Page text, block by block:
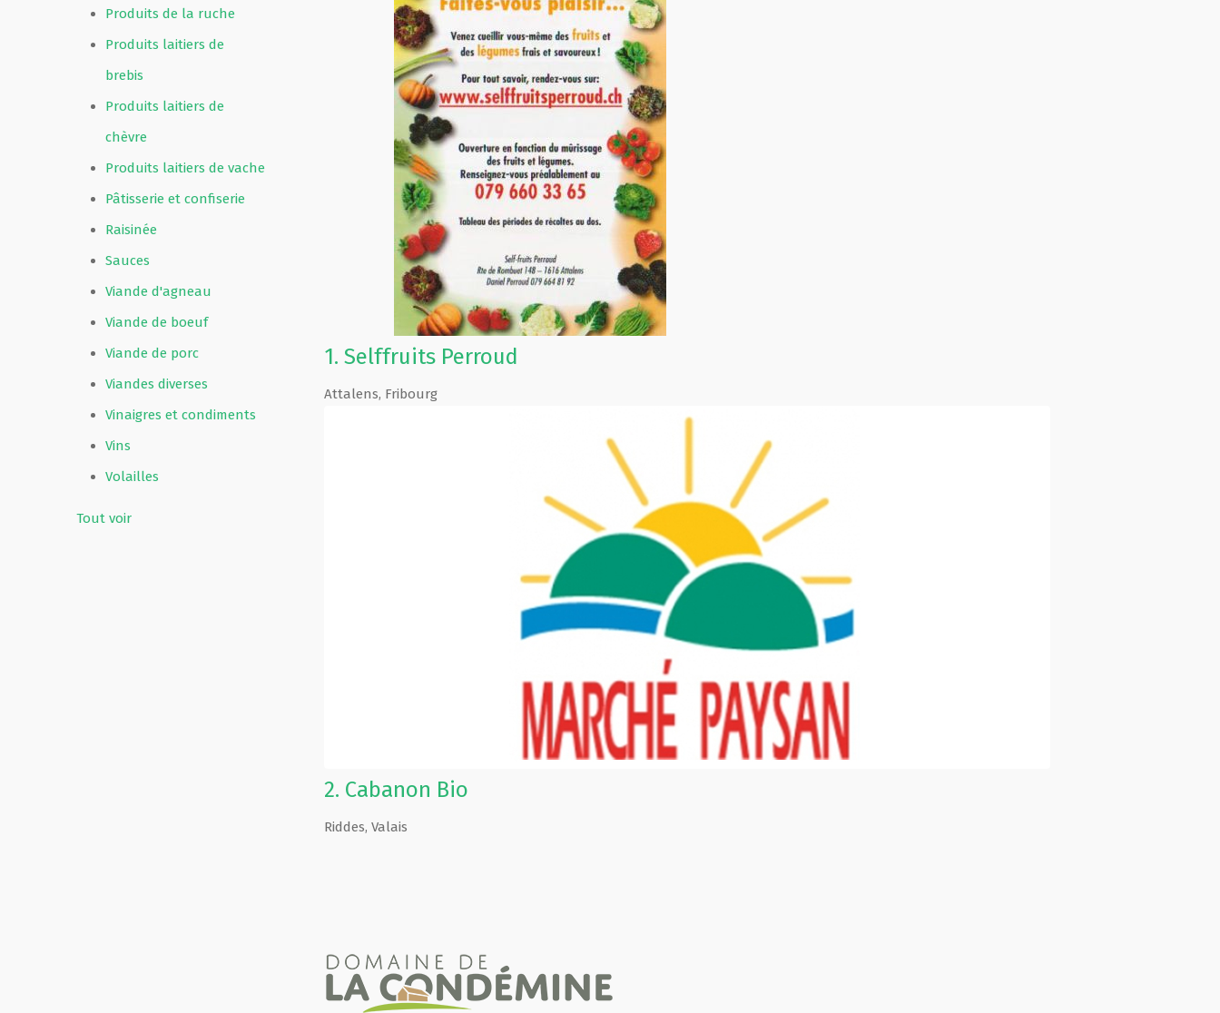
Produits de la ruche
Produits laitiers de
brebis
Produits laitiers de
chèvre
Produits laitiers de vache
Pâtisserie et confiserie
Raisinée
Sauces
Viande d'agneau
Viande de boeuf
Viande de porc
Viandes diverses
Vinaigres et condiments
Vins
Volailles
Tout voir
1. Selffruits Perroud
Attalens, Fribourg
2. Cabanon Bio
Riddes, Valais